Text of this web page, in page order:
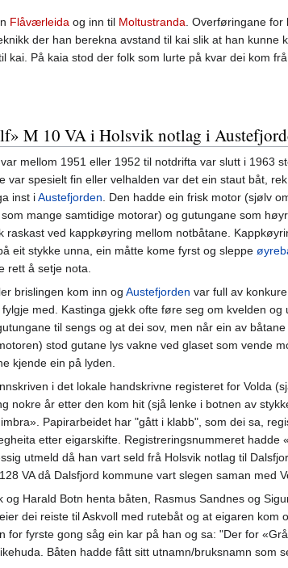
Flåværleida og inn til Moltustranda. Overføringane for
der han berekna avstand til kai slik at han
kai. På kaia stod der folk som lurte på kvar dei kom
M 10 VA i Holsvik notlag i
var mellom 1951 eller 1952 til notdrifta var slutt i 1963
var spesielt fin eller velhalden var det ein staut båt,
inst iAustefjorden. Den hadde ein frisk motor (sjølv
mange samtidige motorar) og gutungane som
raskast ved kappkøyring mellom notbåtane.
eit stykke unna, ein måtte kome fyrst og sleppe
rett å setje nota.
brislingen kom inn og Austefjorden var full av
med. Kastinga gjekk ofte føre seg om kvelden
til sengs og at dei sov, men når ein av
stod gutane lys vakne ved glaset som vende
kjende ein på lyden.
i det lokale handskrivne registeret for Volda
nokre år etter den kom hit (sjå lenke i botnen av
Papirarbeidet har "gått i klabb", som dei sa,
etter eigarskifte. Registreringsnummeret hadde
utmeld då han vart seld frå Holsvik notlag til
VA då Dalsfjord kommune vart slegen saman med
og Harald Botn henta båten, Rasmus Sandnes og
dei reiste til Askvoll med rutebåt og at eigaren kom
for fyrste gong såg ein kar på han og sa: "Der for
Båten hadde fått sitt utnamn/bruksnamn som